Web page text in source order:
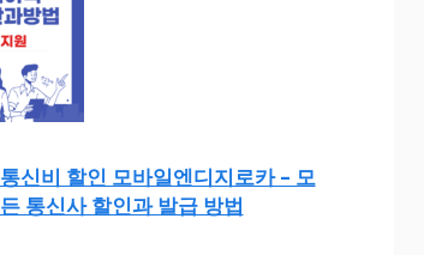
통신비 할인 모바일엔디지로카 – 모
든 통신사 할인과 발급 방법